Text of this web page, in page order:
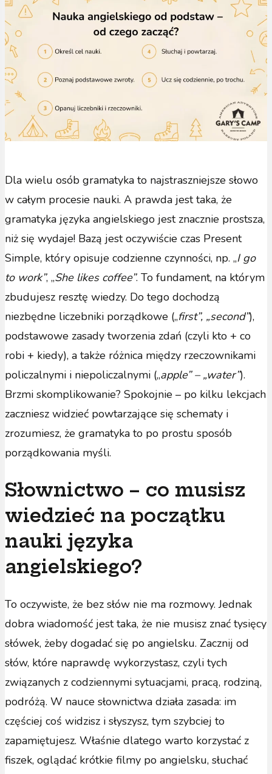
Dla wielu osób gramatyka to najstraszniejsze słowo
w całym procesie nauki. A prawda jest taka, że
gramatyka języka angielskiego jest znacznie prostsza,
niż się wydaje! Bazą jest oczywiście czas Present
Simple, który opisuje codzienne czynności, np. „I go
to work”, „She likes coffee”. To fundament, na którym
zbudujesz resztę wiedzy. Do tego dochodzą
niezbędne liczebniki porządkowe („first”, „second”),
podstawowe zasady tworzenia zdań (czyli kto + co
robi + kiedy), a także różnica między rzeczownikami
policzalnymi i niepoliczalnymi („apple” – „water”).
Brzmi skomplikowanie? Spokojnie – po kilku lekcjach
zaczniesz widzieć powtarzające się schematy i
zrozumiesz, że gramatyka to po prostu sposób
porządkowania myśli.
Słownictwo – co musisz
wiedzieć na początku
nauki języka
angielskiego?
To oczywiste, że bez słów nie ma rozmowy. Jednak
dobra wiadomość jest taka, że nie musisz znać tysięcy
słówek, żeby dogadać się po angielsku. Zacznij od
słów, które naprawdę wykorzystasz, czyli tych
związanych z codziennymi sytuacjami, pracą, rodziną,
podróżą. W nauce słownictwa działa zasada: im
częściej coś widzisz i słyszysz, tym szybciej to
zapamiętujesz. Właśnie dlatego warto korzystać z
fiszek, oglądać krótkie filmy po angielsku, słuchać